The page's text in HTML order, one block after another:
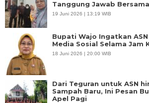
Tanggung Jawab Bersama
19 Juni 2026 | 13:19 WIB
Bupati Wajo Ingatkan
Media Sosial Selama Jam
18 Juni 2026 | 20:00 WIB
Dari Teguran untuk ASN
Sampah Baru, Ini Pesan
Apel Pagi